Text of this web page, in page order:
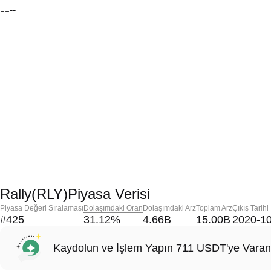
----
Rally(RLY)Piyasa Verisi
Piyasa Değeri Sıralaması
#425
Dolaşımdaki Oran
31.12%
Dolaşımdaki Arz
4.66B
Toplam Arz
15.00B
Çıkış Tarihi
2020-
Kaydolun ve İşlem Yapın 711 USDT'ye